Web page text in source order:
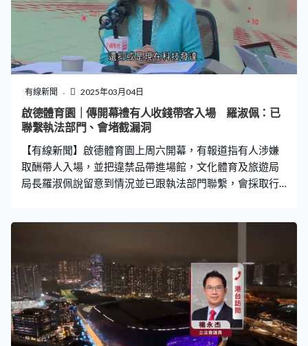
後左右，後來（發現）沒有人認識她們。」何敬康指大型
場地一般難以做到滴水不漏，認為未來可透過劃位安排改
善。 文化體育及旅遊局局長羅淑佩強調局方會嚴肅跟進及
處理事件。羅淑佩：「報章報道那件事的確是一個漏洞，
詳情我們掌握一些，沒有大家想像到那麼嚴重是一個大規
模去違規，但是為甚麼會發生這樣的事？會否忙中有
錯？」 羅淑佩：「但我覺得我們香港人都應該有些底氣就
是這些這樣的小瑕疵、小問題我們能夠解決有餘，而不要
這麼大件事，這麼大的場館是做得這麼好。」 羅淑
有線新聞 2025年03月04日
啟德體育園｜傳開幕禮有人收錢帶客入場 羅淑佩：已
聯繫執法部門、會堵截漏洞
【有線新聞】啟德體育園上周六開幕，有報道指有人涉嫌
取酬帶人入場，並把違禁品帶進場館，文化體育及旅遊局
局長羅淑佩說留意到情況並已跟執法部門聯繫，會採取行
以後不去發生這些事情？其實這麼早看見，這個事情是好
的，我們可以即時採取行動。」